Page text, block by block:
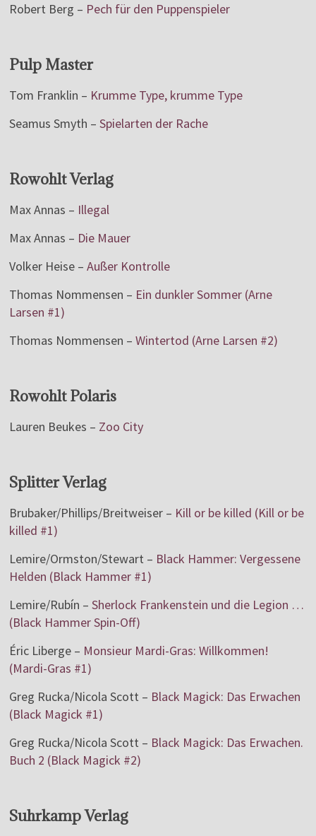
Robert Berg – Pech für den Puppenspieler
Pulp Master
Tom Franklin – Krumme Type, krumme Type
Seamus Smyth –Spielarten der Rache
Rowohlt Verlag
Max Annas – Illegal
Max Annas – Die Mauer
Volker Heise –Außer Kontrolle
Thomas Nommensen – Ein dunkler Sommer (Arne
Larsen #1)
Thomas Nommensen –Wintertod (Arne Larsen #2)
Rowohlt Polaris
Lauren Beukes – Zoo City
Splitter Verlag
Brubaker/Phillips/Breitweiser – Kill or be killed (Kill or be
killed #1)
Lemire/Ormston/Stewart – Black Hammer: Vergessene
Helden (Black Hammer #1)
Lemire/Rubín –Sherlock Frankenstein und die Legion …
(Black Hammer Spin-Off)
Éric Liberge – Monsieur Mardi-Gras: Willkommen!
(Mardi-Gras #1)
Greg Rucka/Nicola Scott – Black Magick: Das Erwachen
(Black Magick #1)
Greg Rucka/Nicola Scott – Black Magick: Das Erwachen.
Buch 2 (Black Magick #2)
Suhrkamp Verlag